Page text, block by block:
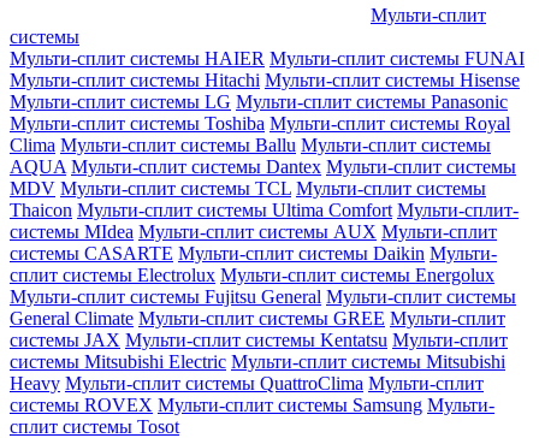
Мульти-сплит
системы
Мульти-сплит системы HAIER Мульти-сплит системы FUNAI
Мульти-сплит системы Hitachi Мульти-сплит системы Hisense
Мульти-сплит системы LG Мульти-сплит системы Panasonic
Мульти-сплит системы Toshiba Мульти-сплит системы Royal
Clima Мульти-сплит системы Ballu Мульти-сплит системы
AQUA Мульти-сплит системы Dantex Мульти-сплит системы
MDV Мульти-сплит системы TCL Мульти-сплит системы
Thaicon Мульти-сплит системы Ultima Comfort Мульти-сплит-
системы MIdea Мульти-сплит системы AUX Мульти-сплит
системы CASARTE Мульти-сплит системы Daikin Мульти-
сплит системы Electrolux Мульти-сплит системы Energolux
Мульти-сплит системы Fujitsu General Мульти-сплит системы
General Climate Мульти-сплит системы GREE Мульти-сплит
системы JAX Мульти-сплит системы Kentatsu Мульти-сплит
системы Mitsubishi Electric Мульти-сплит системы Mitsubishi
Heavy Мульти-сплит системы QuattroClima Мульти-сплит
системы ROVEX Мульти-сплит системы Samsung Мульти-
сплит системы Tosot